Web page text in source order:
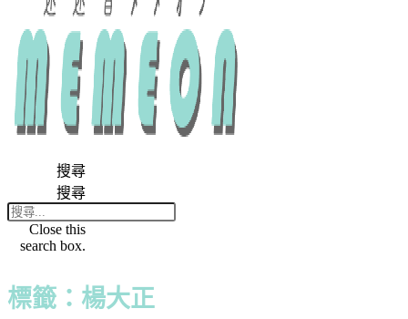
搜尋
搜尋
Close this
search box.
標籤：楊大正